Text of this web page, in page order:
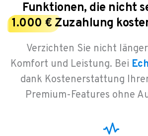
Funktionen, die nicht
1.000 € Zuzahlung
Verzichten Sie nicht
Komfort und Leistung. Bei
dank Kostenerstattung
Premium-Features ohne